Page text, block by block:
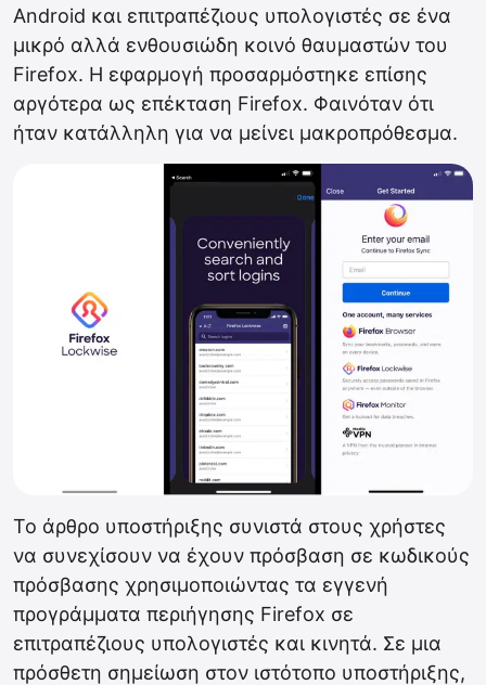
Android και επιτραπέζιους υπολογιστές σε ένα
μικρό αλλά ενθουσιώδη κοινό θαυμαστών του
Firefox. Η εφαρμογή προσαρμόστηκε επίσης
αργότερα ως επέκταση Firefox. Φαινόταν ότι
ήταν κατάλληλη για να μείνει μακροπρόθεσμα.
Το άρθρο υποστήριξης συνιστά στους χρήστες
να συνεχίσουν να έχουν πρόσβαση σε κωδικούς
πρόσβασης χρησιμοποιώντας τα εγγενή
προγράμματα περιήγησης Firefox σε
επιτραπέζιους υπολογιστές και κινητά. Σε μια
πρόσθετη σημείωση στον ιστότοπο υποστήριξης,